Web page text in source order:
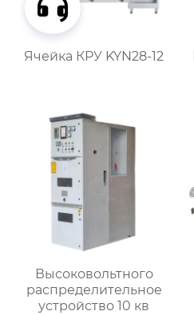
Ячейка КРУ KYN28-12
Высоковольтного
распределительное
устройство 10 кв